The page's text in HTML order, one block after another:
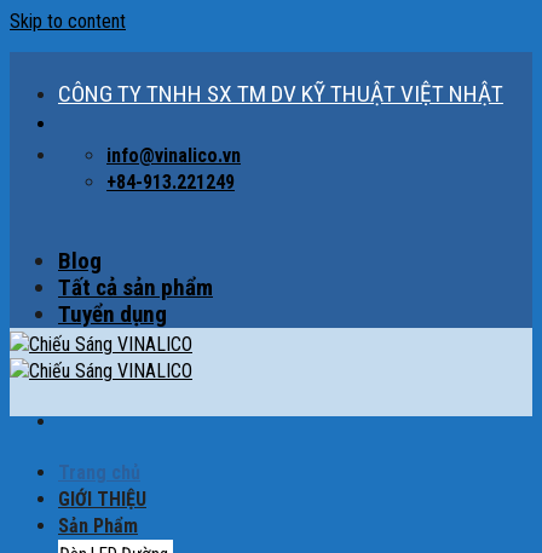
Skip to content
CÔNG TY TNHH SX TM DV KỸ THUẬT VIỆT NHẬT
info@vinalico.vn
+84-913.221249
Blog
Tất cả sản phẩm
Tuyển dụng
Trang chủ
GIỚI THIỆU
Sản Phẩm